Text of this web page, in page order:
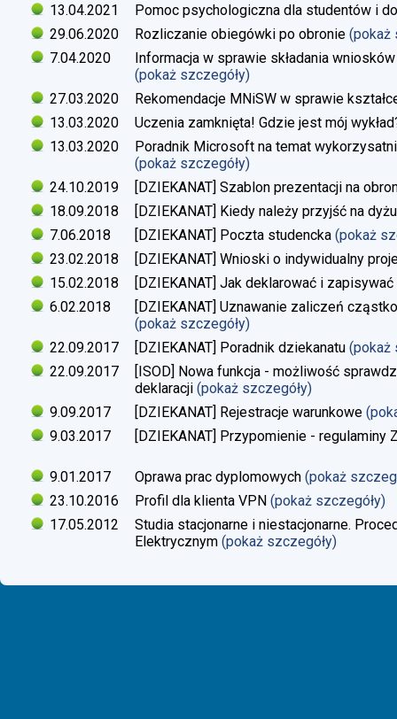
13.04.2021
Pomoc psychologiczna dla studentów i
29.06.2020
Rozliczanie obiegówki po obronie (pokaż
7.04.2020
Informacja w sprawie składania
(pokaż szczegóły)
27.03.2020
Rekomendacje MNiSW w sprawie
13.03.2020
Uczenia zamknięta! Gdzie jest mój
13.03.2020
Poradnik Microsoft na temat
(pokaż szczegóły)
24.10.2019
[DZIEKANAT] Szablon prezentacji na
18.09.2018
[DZIEKANAT] Kiedy należy przyjść na
7.06.2018
[DZIEKANAT] Poczta studencka (pokaż
23.02.2018
[DZIEKANAT] Wnioski o indywidualny
15.02.2018
[DZIEKANAT] Jak deklarować i
6.02.2018
[DZIEKANAT] Uznawanie zaliczeń
(pokaż szczegóły)
22.09.2017
[DZIEKANAT] Poradnik dziekanatu (pokaż
22.09.2017
[ISOD] Nowa funkcja - możliwość
deklaracji (pokaż szczegóły)
9.09.2017
[DZIEKANAT] Rejestracje warunkowe
9.03.2017
[DZIEKANAT] Przypomienie - regulaminy
9.01.2017 Oprawa prac dyplomowych (pokaż
23.10.2016
Profil dla klienta VPN (pokaż szczegóły)
17.05.2012
Studia stacjonarne i niestacjonarne.
Elektrycznym (pokaż szczegóły)